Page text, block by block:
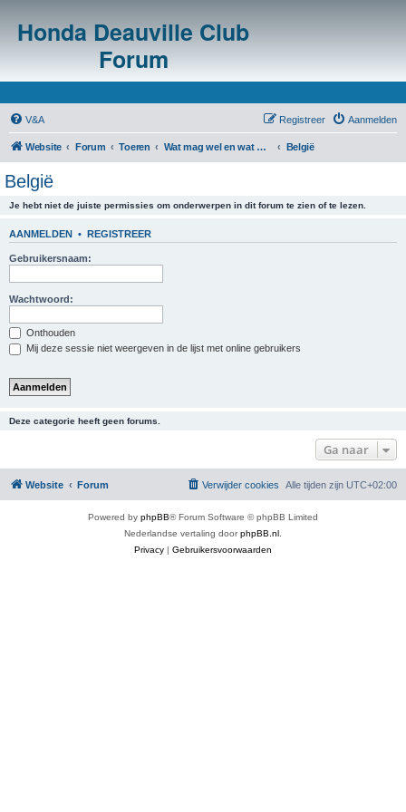
Honda Deauville Club
Forum
V&A Aanmelden
Registreer
Website Forum Toeren Wat mag wel en wat mag niet in het buitenland? België
België
Je hebt niet de juiste permissies om onderwerpen in dit forum te zien of te lezen.
AANMELDEN • REGISTREER
Gebruikersnaam:
Wachtwoord:
Onthouden
Mij deze sessie niet weergeven in de lijst met online gebruikers
Deze categorie heeft geen forums.
Ga naar
Website Forum Alle tijden zijn UTC+02:00
Verwijder cookies
Powered by phpBB® Forum Software © phpBB Limited
Nederlandse vertaling doorphpBB.nl
Privacy | Gebruikersvoorwaarden